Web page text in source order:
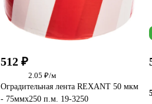
512 ₽
2.05 ₽/м
Оградительная лента REXANT 50 мкм
- 75ммх250 п.м. 19-3250